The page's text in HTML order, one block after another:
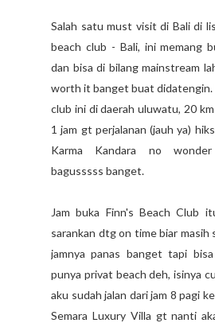
Salah satu must visit di Bali di
beach club - Bali, ini memang
dan bisa di bilang mainstream
worth it banget buat didatengin.
club ini di daerah uluwatu, 20
1 jam gt perjalanan (jauh ya)
Karma Kandara no
bagusssss banget.
Jam buka Finn's Beach Club
sarankan dtg on time biar masih
jamnya panas banget tapi
punya privat beach deh, isinya
aku sudah jalan dari jam 8 pagi
Semara Luxury Villa gt nanti